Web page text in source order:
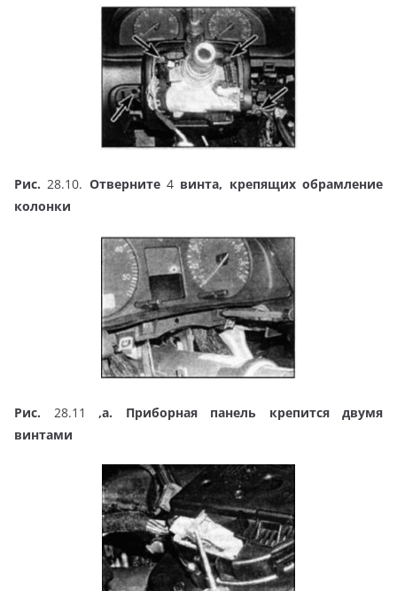
Рис. 28.10. Отверните4 винта, крепящих обрамление
колонки
Рис. 28.11 ,а. Приборная панель крепится двумя
винтами